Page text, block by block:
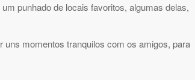
punhado de locais favoritos, algumas delas,
momentos tranquilos com os amigos, para